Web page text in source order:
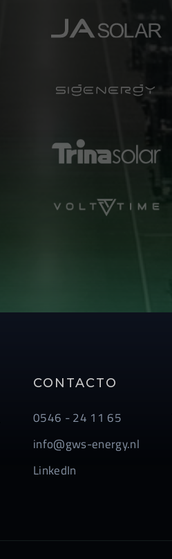
CONTACTO
0546 - 24 11 65
info@gws-energy.nl
LinkedIn